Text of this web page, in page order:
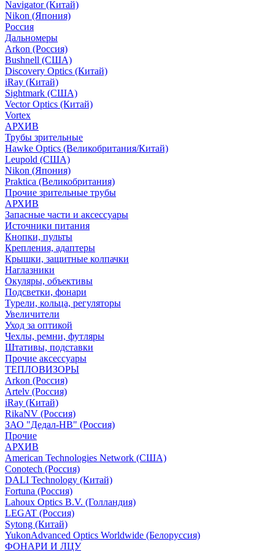
Navigator (Китай)
Nikon (Япония)
Россия
Дальномеры
Arkon (Россия)
Bushnell (США)
Discovery Optics (Китай)
iRay (Китай)
Sightmark (США)
Vector Optics (Китай)
Vortex
АРХИВ
Трубы зрительные
Hawke Optics (Великобритания/Китай)
Leupold (США)
Nikon (Япония)
Praktica (Великобритания)
Прочие зрительные трубы
АРХИВ
Запасные части и аксессуары
Источники питания
Кнопки, пульты
Крепления, адаптеры
Крышки, защитные колпачки
Наглазники
Окуляры, объективы
Подсветки, фонари
Турели, кольца, регуляторы
Увеличители
Уход за оптикой
Чехлы, ремни, футляры
Штативы, подставки
Прочие аксессуары
ТЕПЛОВИЗОРЫ
Arkon (Россия)
Artelv (Россия)
iRay (Китай)
RikaNV (Россия)
ЗАО "Дедал-НВ" (Россия)
Прочие
АРХИВ
American Technologies Network (США)
Conotech (Россия)
DALI Technology (Китай)
Fortuna (Россия)
Lahoux Optics B.V. (Голландия)
LEGAT (Россия)
Sytong (Китай)
YukonAdvanced Optics Worldwide (Белоруссия)
ФОНАРИ И ЛЦУ